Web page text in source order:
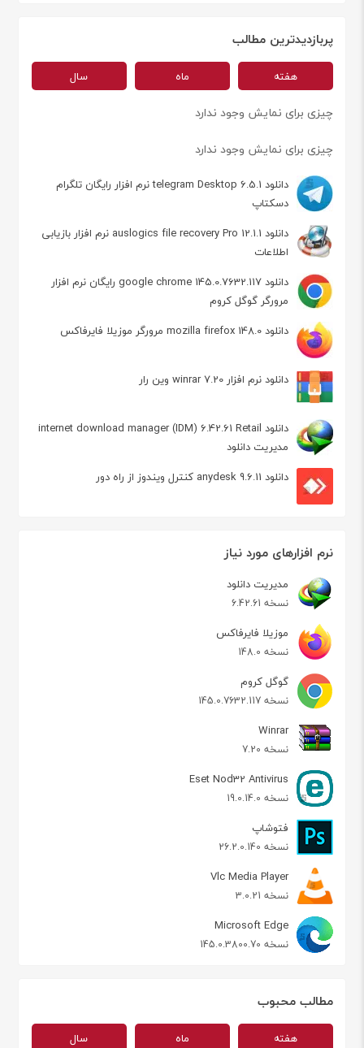
پربازدیدترین مطالب
هفته ماه سال
چیزی برای نمایش وجود ندارد
چیزی برای نمایش وجود ندارد
دانلود telegram Desktop 6.5.1 نرم افزار رایگان تلگرام
دسکتاپ
دانلود auslogics file recovery Pro 12.1.1 نرم افزار بازیابی
اطلاعات
دانلود google chrome 145.0.7632.117 رایگان نرم افزار
مرورگر گوگل کروم
دانلود mozilla firefox 148.0 مرورگر موزیلا فایرفاکس
دانلود نرم افزار winrar 7.20 وین رار
دانلود internet download manager (IDM) 6.42.61 Retail
مدیریت دانلود
دانلود anydesk 9.6.11 کنترل ویندوز از راه دور
نرم افزارهای مورد نیاز
مدیریت دانلود
نسخه 6.42.61
موزیلا فایرفاکس
نسخه 148.0
گوگل کروم
نسخه 145.0.7632.117
Winrar
نسخه 7.20
Eset Nod32 Antivirus
نسخه 19.0.14.0
فتوشاپ
نسخه 26.2.0.140
Vlc Media Player
نسخه 3.0.21
Microsoft Edge
نسخه 145.0.3800.70
مطالب محبوب
هفته ماه سال